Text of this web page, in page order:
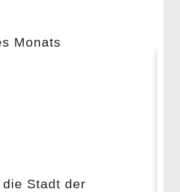
Monats
Stadt der